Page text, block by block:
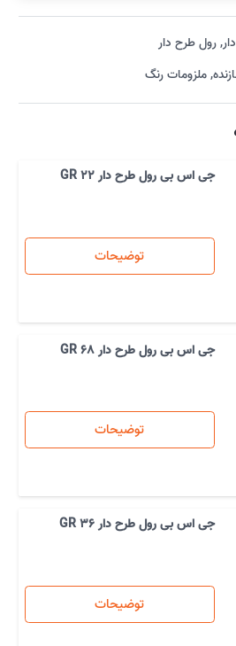
,رول طرح دار
,ملزومات رنگ
جی اس بی رول طرح دار GR 22
توضیحات
جی اس بی رول طرح دار GR 68
توضیحات
جی اس بی رول طرح دار GR 36
توضیحات